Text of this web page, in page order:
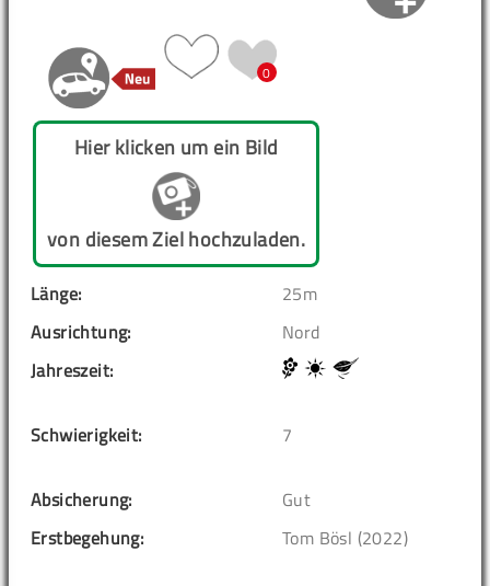
0
Hier klicken um ein Bild
von diesem Ziel hochzuladen.
Länge:
25m
Ausrichtung:
Nord
Jahreszeit:
Schwierigkeit: 7
Absicherung:
Gut
Erstbegehung:
Tom Bösl (2022)